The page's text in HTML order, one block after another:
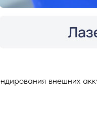
внешних